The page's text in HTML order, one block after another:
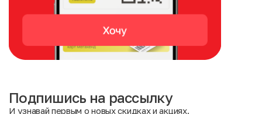
Подпишись на рассылку
И узнавай первым о новых скидках и акциях.